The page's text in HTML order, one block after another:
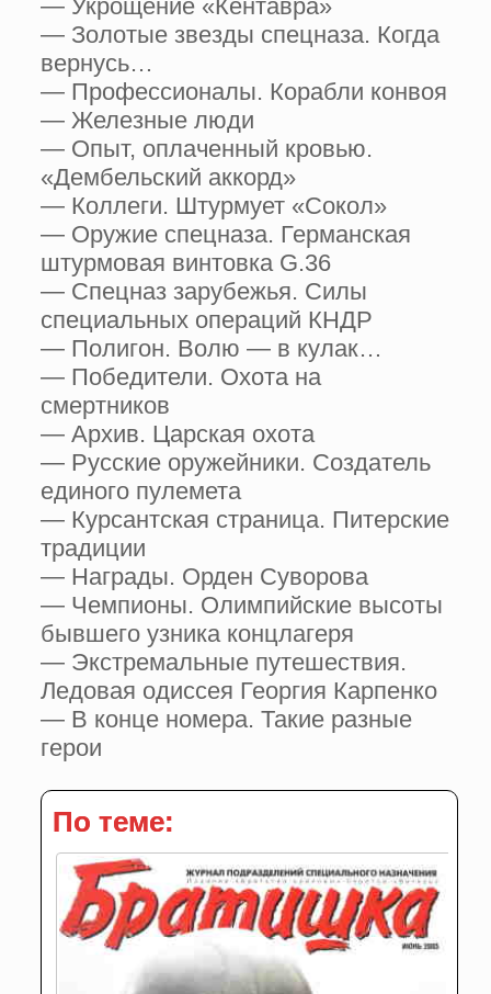
— Укрощение «Кентавра»
— Золотые звезды спецназа. Когда
вернусь…
— Профессионалы. Корабли конвоя
— Железные люди
— Опыт, оплаченный кровью.
«Дембельский аккорд»
— Коллеги. Штурмует «Сокол»
— Оружие спецназа. Германская
штурмовая винтовка G.36
— Спецназ зарубежья. Силы
специальных операций КНДР
— Полигон. Волю — в кулак…
— Победители. Охота на
смертников
— Архив. Царская охота
— Русские оружейники. Создатель
единого пулемета
— Курсантская страница. Питерские
традиции
— Награды. Орден Суворова
— Чемпионы. Олимпийские высоты
бывшего узника концлагеря
— Экстремальные путешествия.
Ледовая одиссея Георгия Карпенко
— В конце номера. Такие разные
герои
По теме: